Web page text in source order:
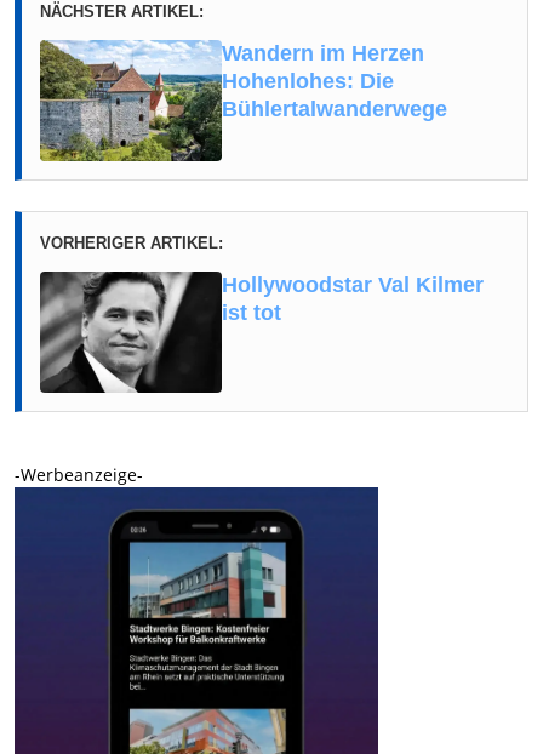
NÄCHSTER ARTIKEL:
Wandern im Herzen
Hohenlohes: Die
Bühlertalwanderwege
VORHERIGER ARTIKEL:
Hollywoodstar Val Kilmer
ist tot
-Werbeanzeige-